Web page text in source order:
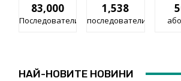
83,000
Последователи
1,538
последователи
НАЙ-НОВИТЕ НОВИНИ